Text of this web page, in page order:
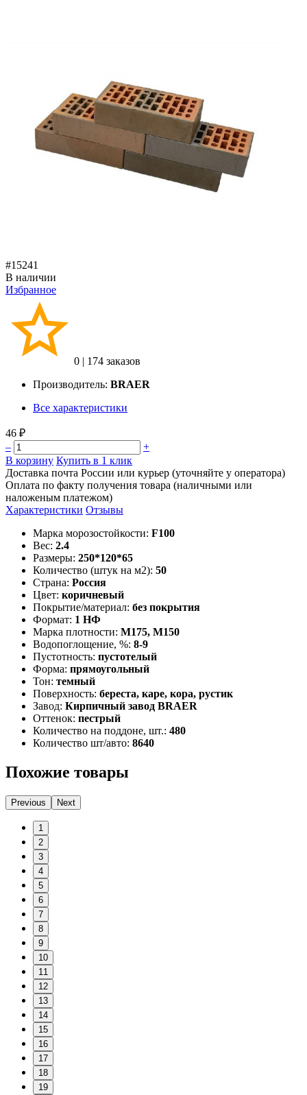
#15241
В наличии
Избранное
0 | 174 заказов
Производитель: BRAER
Все характеристики
46 ₽
–
+
В корзину Купить в 1 клик
Доставка почта России или курьер (уточняйте у оператора)
Оплата по факту получения товара (наличными или
наложеным платежом)
Характеристики Отзывы
Марка морозостойкости: F100
Вес: 2.4
Размеры: 250*120*65
Количество (штук на м2): 50
Страна: Россия
Цвет: коричневый
Покрытие/материал: без покрытия
Формат: 1 НФ
Марка плотности: М175, М150
Водопоглощение, %: 8-9
Пустотность: пустотелый
Форма: прямоугольный
Тон: темный
Поверхность: береста, каре, кора, рустик
Завод: Кирпичный завод BRAER
Оттенок: пестрый
Количество на поддоне, шт.: 480
Количество шт/авто: 8640
Похожие товары
Previous Next
1
2
3
4
5
6
7
8
9
10
11
12
13
14
15
16
17
18
19